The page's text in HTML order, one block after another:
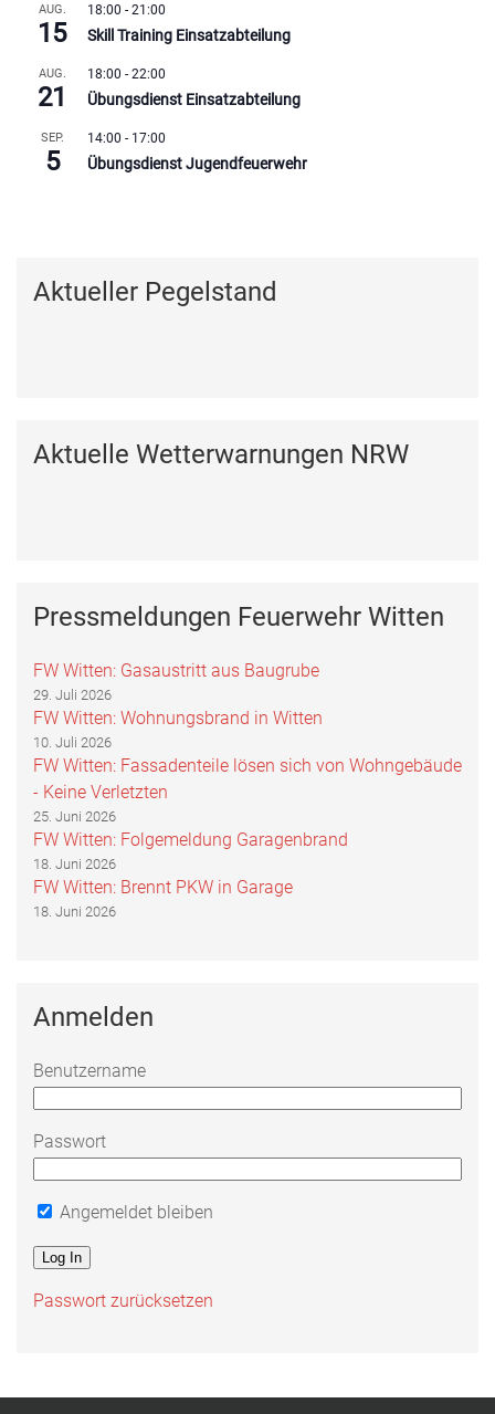
AUG.
15
18:00 - 21:00
Skill Training Einsatzabteilung
AUG.
21
18:00 - 22:00
Übungsdienst Einsatzabteilung
SEP.
5
14:00 - 17:00
Übungsdienst Jugendfeuerwehr
Aktueller Pegelstand
Aktuelle Wetterwarnungen NRW
Pressmeldungen Feuerwehr Witten
FW Witten: Gasaustritt aus Baugrube
29. Juli 2026
FW Witten: Wohnungsbrand in Witten
10. Juli 2026
FW Witten: Fassadenteile lösen sich von Wohngebäude
- Keine Verletzten
25. Juni 2026
FW Witten: Folgemeldung Garagenbrand
18. Juni 2026
FW Witten: Brennt PKW in Garage
18. Juni 2026
Anmelden
Benutzername
Passwort
Angemeldet bleiben
Passwort zurücksetzen